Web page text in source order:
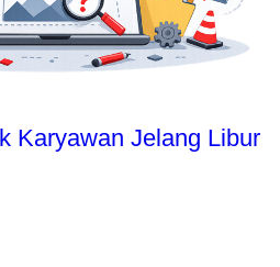
Karyawan Jelang Libur